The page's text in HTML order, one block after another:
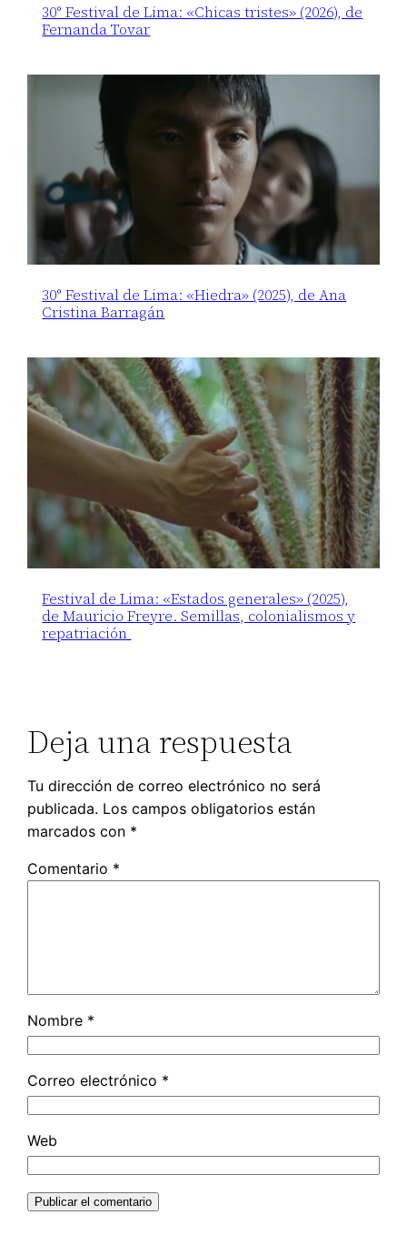
30° Festival de Lima: «Chicas tristes» (2026), de
Fernanda Tovar
30° Festival de Lima: «Hiedra» (2025), de Ana
Cristina Barragán
Festival de Lima: «Estados generales» (2025),
de Mauricio Freyre. Semillas, colonialismos y
repatriación
Deja una respuesta
Tu dirección de correo electrónico no será
publicada. Los campos obligatorios están
marcados con *
Comentario *
Nombre *
Correo electrónico *
Web